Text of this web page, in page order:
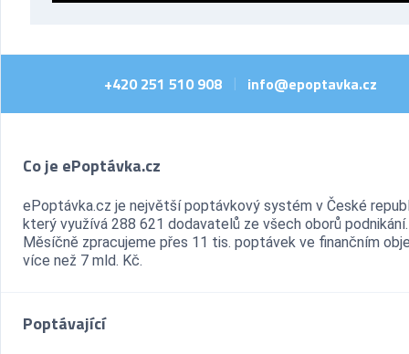
+420 251 510 908 info@epoptavka.cz
Co je ePoptávka.cz
ePoptávka.cz je největší poptávkový systém v České
který využívá 288 621 dodavatelů ze všech oborů podnikání.
Měsíčně zpracujeme přes 11 tis. poptávek ve finančním
více než 7 mld. Kč.
Poptávající